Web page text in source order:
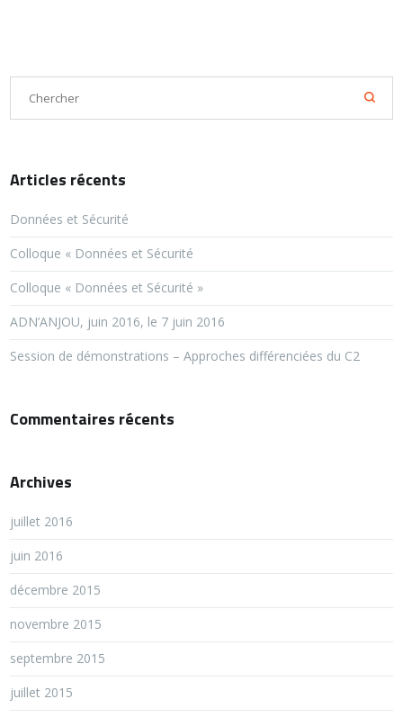
Articles récents
Données et Sécurité
Colloque « Données et Sécurité
Colloque « Données et Sécurité »
ADN’ANJOU, juin 2016, le 7 juin 2016
Session de démonstrations – Approches différenciées du C2
Commentaires récents
Archives
juillet 2016
juin 2016
décembre 2015
novembre 2015
septembre 2015
juillet 2015